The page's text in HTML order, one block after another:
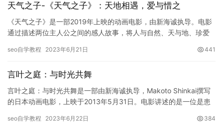
天气之子-《天气之子》：天地相遇，爱与惜之
《天气之子》是一部2019年上映的动画电影，由新海诚执导。电影
通过描述两位主人公之间的感人故事，将人与自然、天与地、珍爱
子…
seo自学教程 2023年6月21日 441
言叶之庭：与时光共舞
言叶之庭：与时光共舞是一部由新海诚执导，Makoto Shinkai撰写
的日本动画电影，上映于2013年5月31日。电影讲述的是一位是患
seo自学教程 2023年6月22日 384